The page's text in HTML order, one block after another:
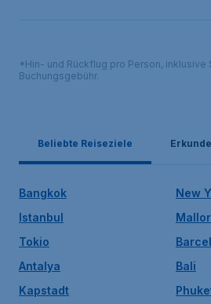
*Hin- und Rückflug pro Person, inklusive
Buchungsgebühr.
Beliebte Reiseziele
Bangkok
New
Istanbul
Tokio
Antalya
Bali
Kapstadt